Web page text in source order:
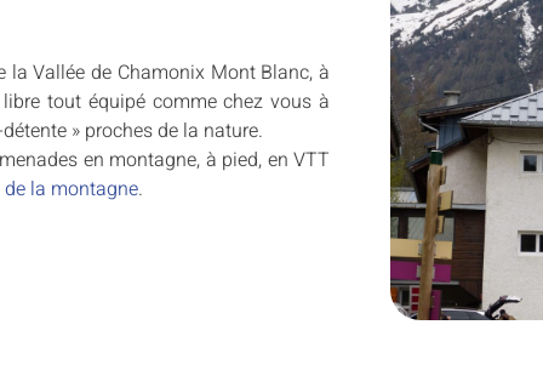
Vallée de Chamonix Mont Blanc, à
tout équipé comme chez vous à
» proches de la nature.
en montagne, à pied, en VTT
la montagne.